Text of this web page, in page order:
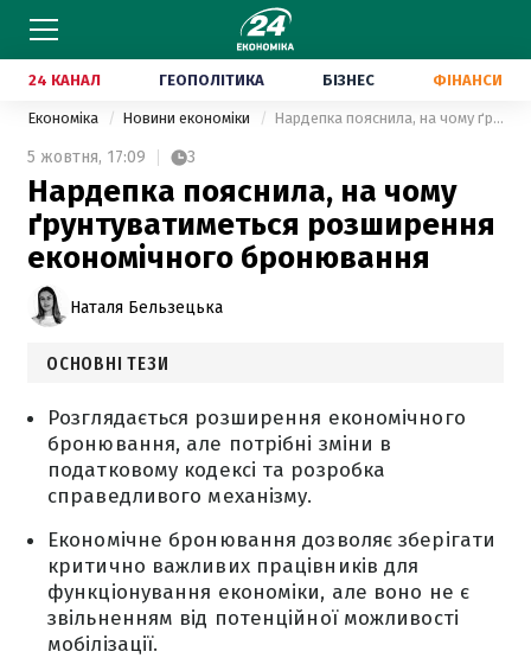
24 КАНАЛ ГЕОПОЛІТИКА БІЗНЕС ФІНАНСИ
Економіка Новини економіки Нардепка пояснила, на чому ґрунтуватиметься розширення економічного бронювання
5 жовтня, 17:09 3
Нардепка пояснила, на чому
ґрунтуватиметься розширення
економічного бронювання
Наталя Бельзецька
ОСНОВНІ ТЕЗИ
Розглядається розширення економічного
бронювання, але потрібні зміни в
податковому кодексі та розробка
справедливого механізму.
Економічне бронювання дозволяє зберігати
критично важливих працівників для
функціонування економіки, але воно не є
звільненням від потенційної можливості
мобілізації.